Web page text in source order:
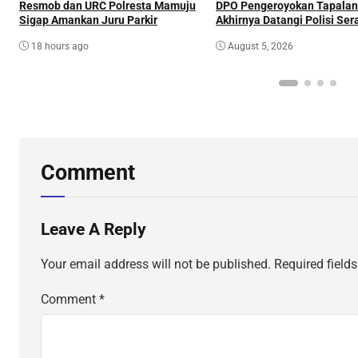
Resmob dan URC Polresta Mamuju
Sigap Amankan Juru Parkir
18 hours ago
DPO Pengeroyokan
Akhirnya Datangi Polisi
August 5, 2026
Comment
Leave A Reply
Your email address will not be published. Required
Comment*